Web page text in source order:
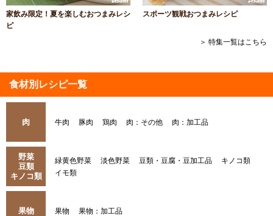
家飲み限定！夏を楽しむおつまみレシ
ピ
スポーツ観戦おつまみレシピ
＞ 特集一覧はこちら
食材別レシピ一覧
肉 牛肉 豚肉 鶏肉 肉：その他 肉：加工品
野菜
豆類
キノコ類
緑黄色野菜 淡色野菜 豆類・豆腐・豆加工品
キノコ類
イモ類
果物 果物 果物：加工品